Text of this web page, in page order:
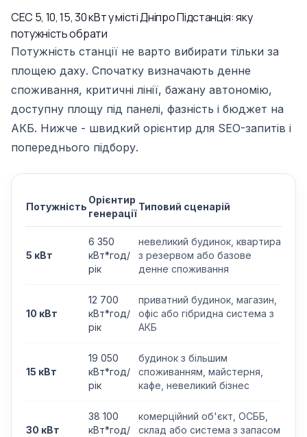
СЕС 5, 10, 15, 30 кВт у місті Дніпро Підстанція: яку
потужність обрати
Потужність станції не варто вибирати тільки за
площею даху. Спочатку визначають денне
споживання, критичні лінії, бажану автономію,
доступну площу під панелі, фазність і бюджет на
АКБ. Нижче - швидкий орієнтир для SEO-запитів і
попереднього підбору.
Потужність
Орієнтир
генерації
Типовий сценарій
5 кВт
6 350
кВт*год/
рік
невеликий будинок, квартира
з резервом або базове
денне споживання
10 кВт
12 700
кВт*год/
рік
приватний будинок, магазин,
офіс або гібридна система з
АКБ
15 кВт
19 050
кВт*год/
рік
будинок з більшим
споживанням, майстерня,
кафе, невеликий бізнес
30 кВт
38 100
кВт*год/
комерційний об'єкт, ОСББ,
склад або система з запасом